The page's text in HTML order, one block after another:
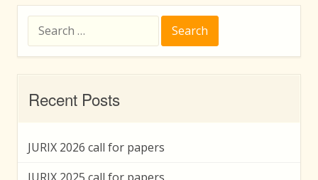
for:
Recent Posts
JURIX 2026 call for papers